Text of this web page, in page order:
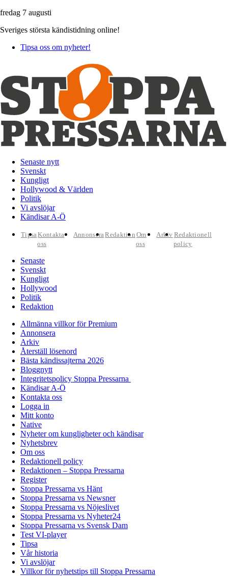
fredag 7 augusti
Sveriges största kändistidning online!
Tipsa oss om nyheter!
Senaste nytt
Svenskt
Kungligt
Hollywood & Världen
Politik
Vi avslöjar
Kändisar A-Ö
TipsaKontakta
oss
AnnonseraRedaktion Om
oss
Arkiv Redaktionell
policy
Senaste
Svenskt
Kungligt
Hollywood
Politik
Redaktion
Allmänna villkor för Premium
Annonsera
Arkiv
Återställ lösenord
Bästa kändissajterna 2026
Bloggnytt
Integritetspolicy Stoppa Pressarna
Kändisar A-Ö
Kontakta oss
Logga in
Mitt konto
Native
Nyheter om kungligheter och kändisar
Nyhetsbrev
Om oss
Redaktionell policy
Redaktionen – Stoppa Pressarna
Register
Stoppa Pressarna vs Hänt
Stoppa Pressarna vs Newsner
Stoppa Pressarna vs Nöjeslivet
Stoppa Pressarna vs Nyheter24
Stoppa Pressarna vs Svensk Dam
Test VI-player
Tipsa
Vår historia
Vi avslöjar
Villkor för nyhetstips till Stoppa Pressarna